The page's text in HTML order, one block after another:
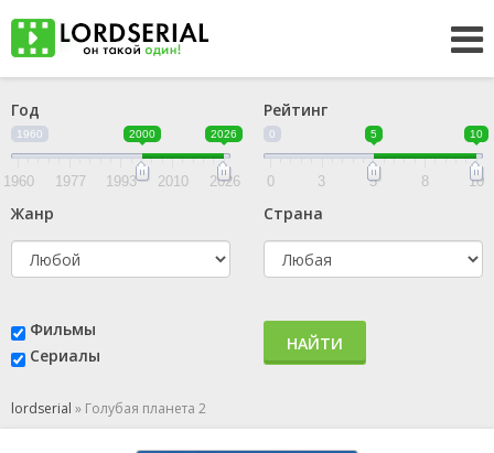
Год
1960 2000 2026
1960 1977 1993 2010 2026
Рейтинг
0 5 10
0 3 5 8 10
Жанр Страна
Фильмы
Сериалы
НАЙТИ
lordserial » Голубая планета 2